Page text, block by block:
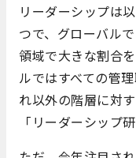
リーダーシップは
つで、グローバル
領域で大きな割合
ルではすべての管
れ以外の階層に対
「リーダーシップ